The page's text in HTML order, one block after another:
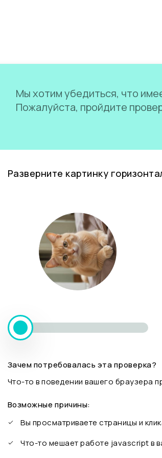
Мы хотим убедиться, что
Пожалуйста, пройдите
Разверните картинку
Зачем потребовалась эта проверка?
Что-то в поведении вашего браузера
Возможные причины:
Вы просматриваете страницы и
Что-то мешает работе javascript в